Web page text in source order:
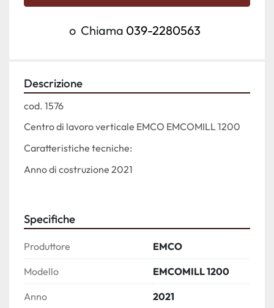
o Chiama 039-2280563
Descrizione
cod. 1576
Centro di lavoro verticale EMCO EMCOMILL 1200
Caratteristiche tecniche:
Anno di costruzione 2021
Specifiche
Produttore EMCO
Modello EMCOMILL 1200
Anno 2021